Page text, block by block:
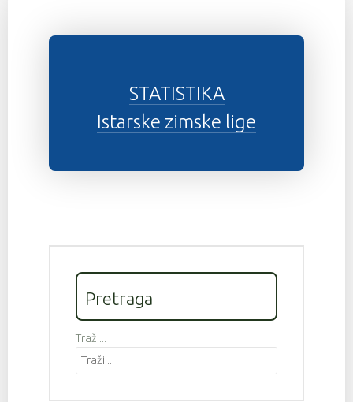
STATISTIKA
Istarske zimske lige
Pretraga
Traži...